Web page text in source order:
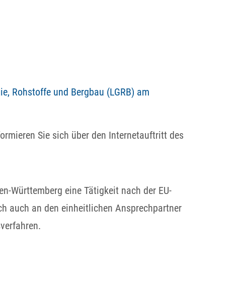
Rohstoffe und Bergbau (LGRB) am
Sie sich über den Internetauftritt des
Württemberg eine Tätigkeit nach der EU-
auch an den einheitlichen Ansprechpartner